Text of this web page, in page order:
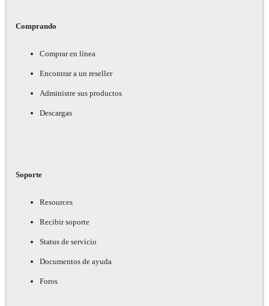
Comprando
Comprar en línea
Encontrar a un reseller
Administre sus productos
Descargas
Soporte
Resources
Recibir soporte
Status de servicio
Documentos de ayuda
Foros